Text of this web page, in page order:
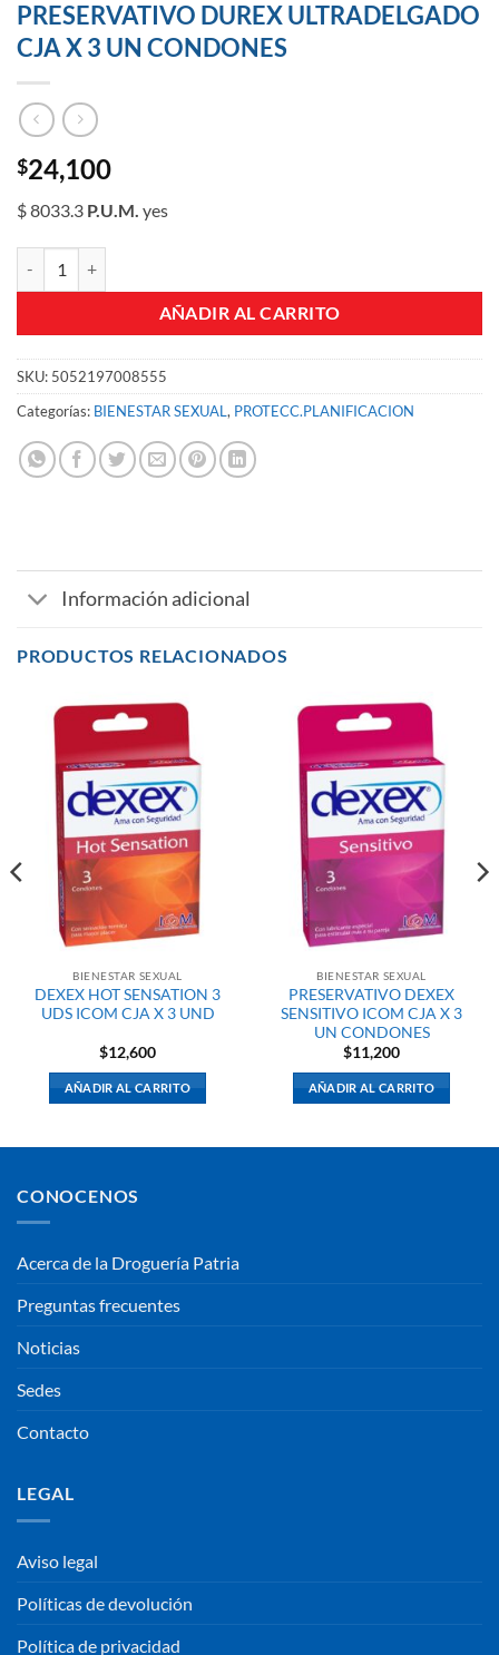
PRESERVATIVO DUREX ULTRADELGADO
CJA X 3 UN CONDONES
$24,100
$ 8033.3 P.U.M. yes
AÑADIR AL CARRITO
SKU: 5052197008555
Categorías: BIENESTAR SEXUAL, PROTECC.PLANIFICACION
Información adicional
PRODUCTOS RELACIONADOS
BIENESTAR SEXUAL
DEXEX HOT SENSATION 3
UDS ICOM CJA X 3 UND
$12,600
AÑADIR AL CARRITO
BIENESTAR SEXUAL
PRESERVATIVO DEXEX
SENSITIVO ICOM CJA X 3
UN CONDONES
$11,200
AÑADIR AL CARRITO
CONOCENOS
Acerca de la Droguería Patria
Preguntas frecuentes
Noticias
Sedes
Contacto
LEGAL
Aviso legal
Políticas de devolución
Política de privacidad